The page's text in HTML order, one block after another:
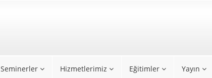
Seminerler Hizmetlerimiz Eğitimler Yayın